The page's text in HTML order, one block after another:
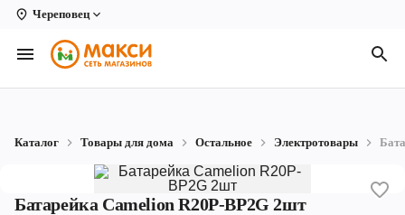
Череповец
Вологда
Архангельск
Кирово-Чепецк
Каталог Товары для дома Остальное Электротовары
Батарейка Camelion R20P-BP2G 2шт